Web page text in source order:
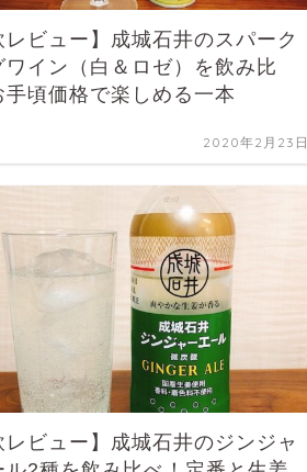
レビュー】成城石井のスパーク
ワイン（白＆ロゼ）を飲み比
手頃価格で楽しめる一本
2020年2月23日
レビュー】成城石井のジンジャ